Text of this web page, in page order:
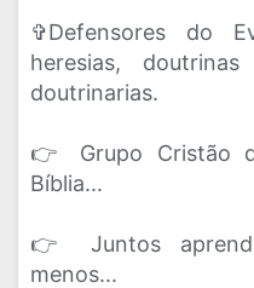
✞Defensores do
heresias,
doutrinarias.
👉 Grupo Cristão
Bíblia...
👉 Juntos
menos...